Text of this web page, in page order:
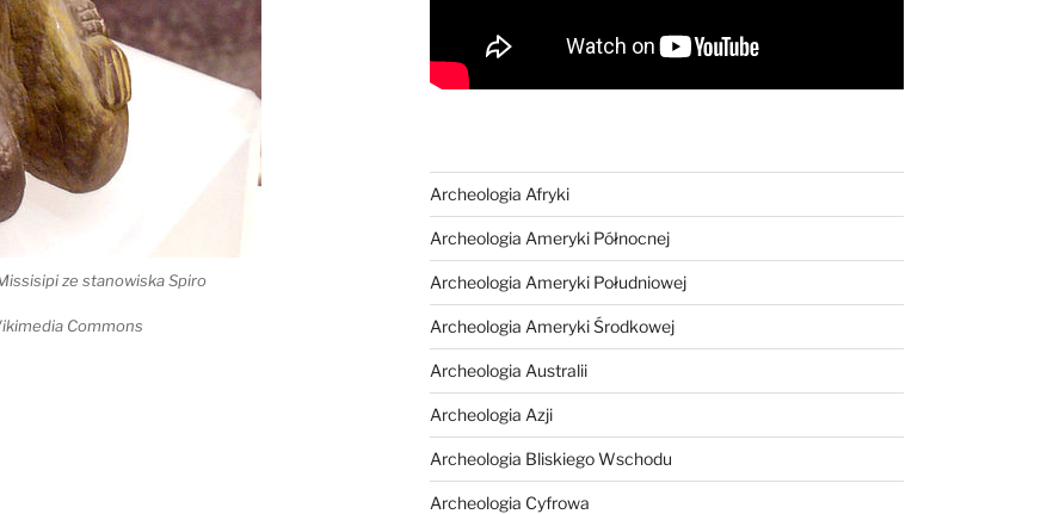
ze stanowiska Spiro
Commons
Archeologia Afryki
Archeologia Ameryki Północnej
Archeologia Ameryki Południowej
Archeologia Ameryki Środkowej
Archeologia Australii
Archeologia Azji
Archeologia Bliskiego Wschodu
Archeologia Cyfrowa